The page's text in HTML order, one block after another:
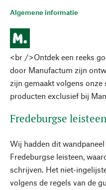
Algemene informatie
<br />Ontdek een reeks
door Manufactum zijn
zijn gemaakt volgens
producten exclusief bij
Fredeburgse leisteen
Wij hadden dit
Fredeburgse leisteen,
schrijven. Het niet-
volgens de regels van de